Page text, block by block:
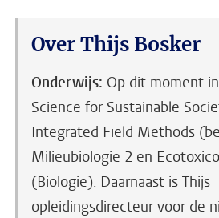
Over Thijs Bosker
Onderwijs: Op dit moment
Science for Sustainable
Integrated Field Methods
Milieubiologie 2 en
(Biologie). Daarnaast is Thijs
opleidingsdirecteur voor de